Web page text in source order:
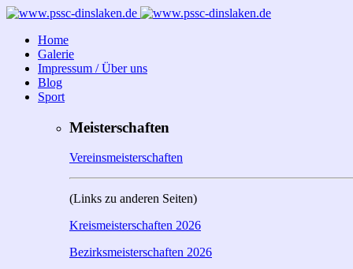
Home
Galerie
Impressum / Über uns
Blog
Sport
Meisterschaften
Vereinsmeisterschaften
(Links zu anderen Seiten)
Kreismeisterschaften 2026
Bezirksmeisterschaften 2026